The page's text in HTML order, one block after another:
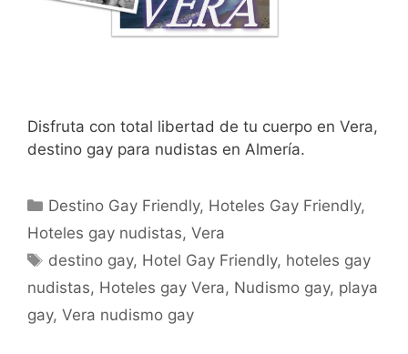
Disfruta con total libertad de tu cuerpo en Vera,
destino gay para nudistas en Almería.
Categorías
Destino Gay Friendly, Hoteles Gay Friendly,
Hoteles gay nudistas, Vera
Etiquetas
destino gay, Hotel Gay Friendly, hoteles gay
nudistas, Hoteles gay Vera, Nudismo gay, playa
gay, Vera nudismo gay